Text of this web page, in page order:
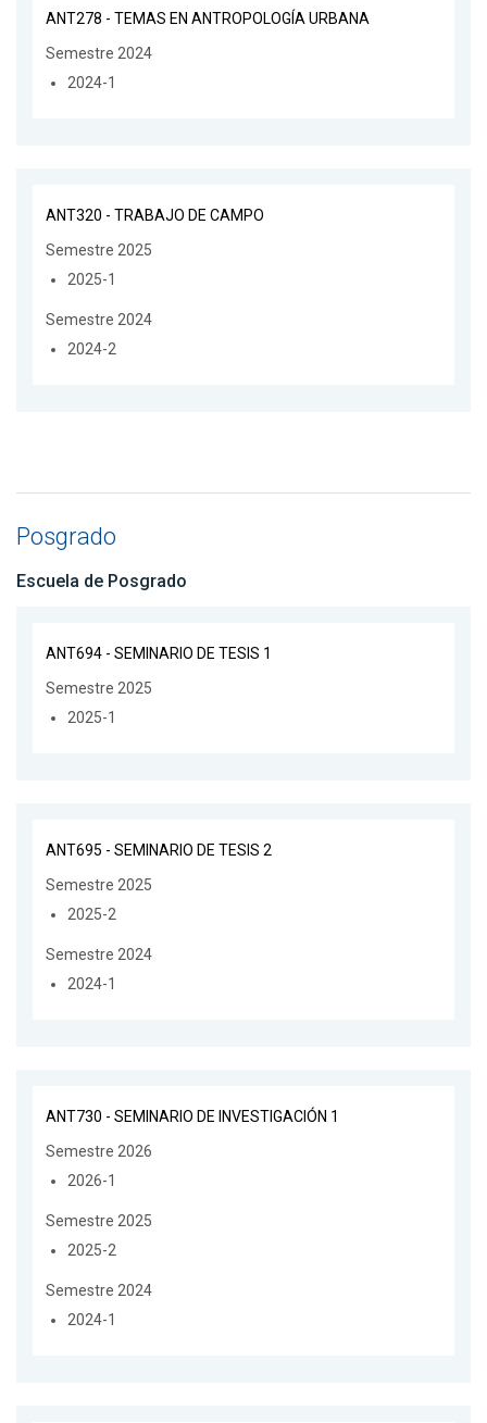
ANT278 - TEMAS EN ANTROPOLOGÍA URBANA
Semestre 2024
2024-1
ANT320 - TRABAJO DE CAMPO
Semestre 2025
2025-1
Semestre 2024
2024-2
Posgrado
Escuela de Posgrado
ANT694 - SEMINARIO DE TESIS 1
Semestre 2025
2025-1
ANT695 - SEMINARIO DE TESIS 2
Semestre 2025
2025-2
Semestre 2024
2024-1
ANT730 - SEMINARIO DE INVESTIGACIÓN 1
Semestre 2026
2026-1
Semestre 2025
2025-2
Semestre 2024
2024-1